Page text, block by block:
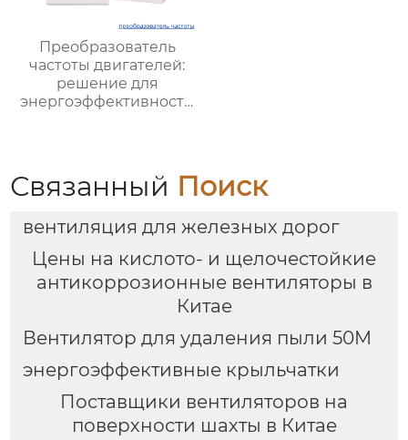
Преобразователь
частоты двигателей:
решение для
энергоэффективности
Связанный Поиск
вентиляция для железных дорог
Цены на кислото- и щелочестойкие
антикоррозионные вентиляторы в
Китае
Вентилятор для удаления пыли 50M
энергоэффективные крыльчатки
Поставщики вентиляторов на
поверхности шахты в Китае